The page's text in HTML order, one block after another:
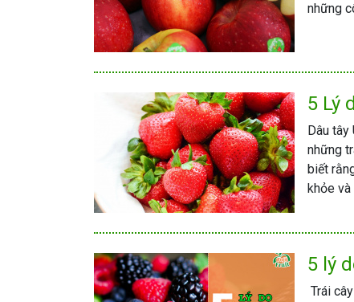
những
5 Lý
Dâu tây
những
biết
khỏe
5 lý
Trái